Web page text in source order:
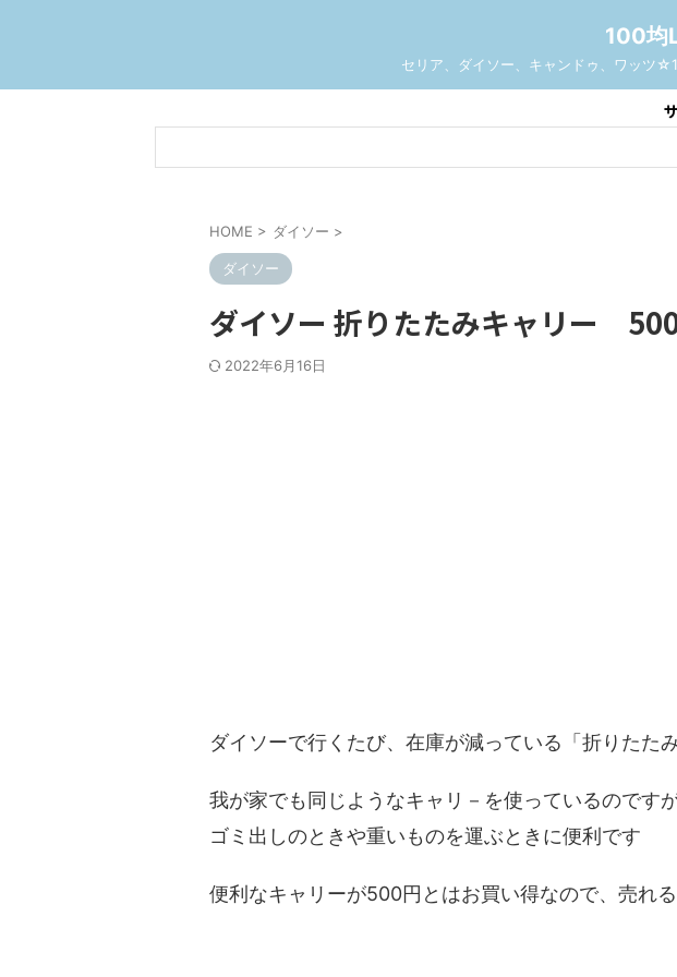
100均
セリア、ダイソー、キャンドゥ、ワッツ
HOME > ダイソー >
ダイソー
ダイソー 折りたたみキャリー
2022年6月16日
ダイソーで行くたび、在庫が減っている「折りたた
我が家でも同じようなキャリ－を使っているのです
ゴミ出しのときや重いものを運ぶときに便利です
便利なキャリーが500円とはお買い得なので、売れ